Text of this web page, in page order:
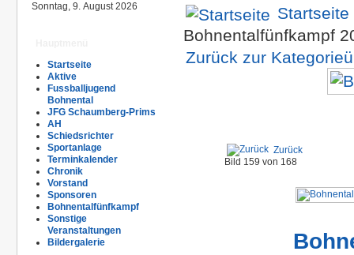
Sonntag, 9. August 2026
Startseite
Aktive
Fussballjugend
Bohnental
JFG Schaumberg-Prims
AH
Schiedsrichter
Sportanlage
Terminkalender
Chronik
Vorstand
Sponsoren
Bohnentalfünfkampf
Sonstige
Veranstaltungen
Bildergalerie
Startseite
Bohnentalfünfkampf
Zurück zur
Zurück
Bild 159 von 168